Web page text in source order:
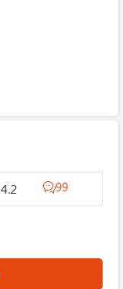
4.2 99